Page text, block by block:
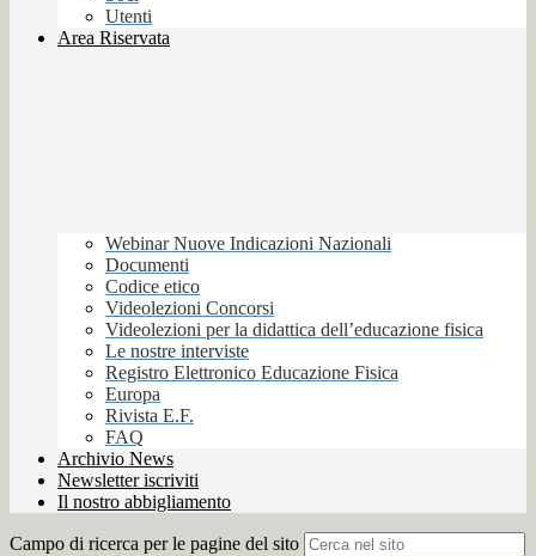
Utenti
Area Riservata
Webinar Nuove Indicazioni Nazionali
Documenti
Codice etico
Videolezioni Concorsi
Videolezioni per la didattica dell’educazione fisica
Le nostre interviste
Registro Elettronico Educazione Fisica
Europa
Rivista E.F.
FAQ
Archivio News
Newsletter iscriviti
Il nostro abbigliamento
Campo di ricerca per le pagine del sito